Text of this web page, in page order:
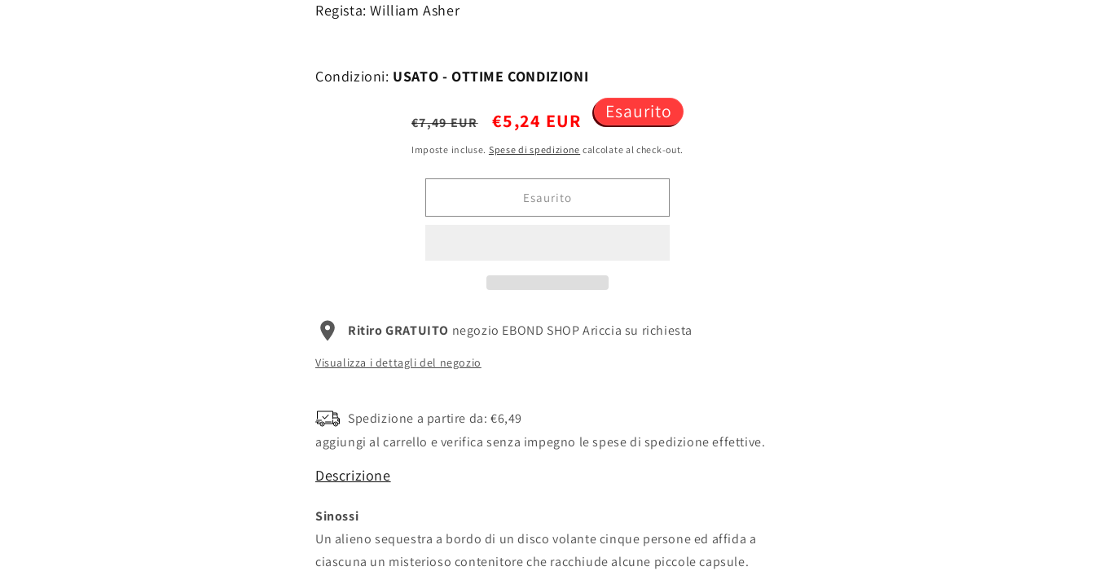
Regista: William Asher
Condizioni: USATO - OTTIME CONDIZIONI
Prezzo
di
€7,49 EUR
Prezzo
scontato
€5,24 EUR Esaurito
Imposte incluse. Spese di spedizione calcolate al check-out.
Esaurito
Ritiro GRATUITO negozio EBOND SHOP Ariccia su richiesta
Visualizza i dettagli del negozio
Spedizione a partire da: €6,49
aggiungi al carrello e verifica senza impegno le spese di spedizione effettive.
Descrizione
Sinossi
Un alieno sequestra a bordo di un disco volante cinque persone ed affida a
ciascuna un misterioso contenitore che racchiude alcune piccole capsule.